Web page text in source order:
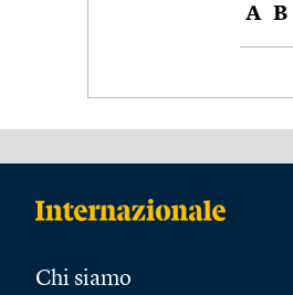
A B
Chi siamo